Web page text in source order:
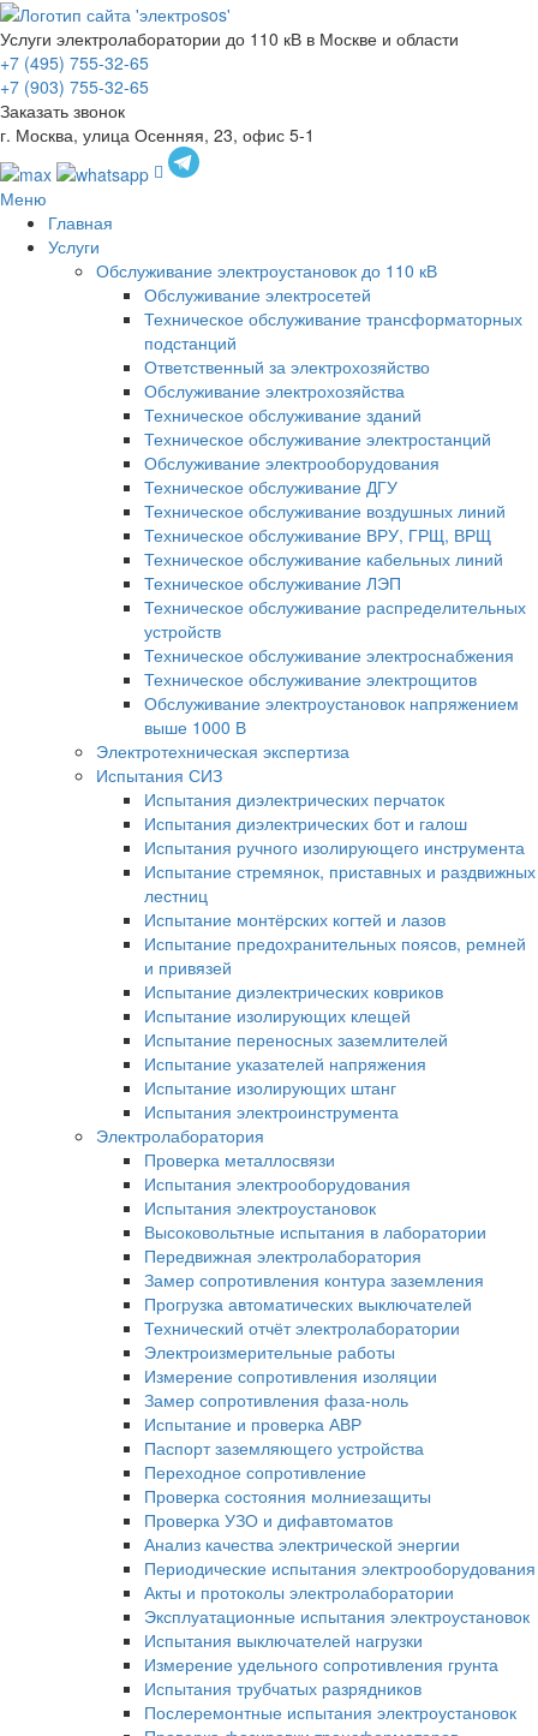
Услуги электролаборатории до 110 кВ в Москве и области
+7 (495) 755-32-65
+7 (903) 755-32-65
Заказать звонок
г. Москва, улица Осенняя, 23, офис 5-1
Меню
Главная
Услуги
Обслуживание электроустановок до 110 кВ
Обслуживание электросетей
Техническое обслуживание трансформаторных
подстанций
Ответственный за электрохозяйство
Обслуживание электрохозяйства
Техническое обслуживание зданий
Техническое обслуживание электростанций
Обслуживание электрооборудования
Техническое обслуживание ДГУ
Техническое обслуживание воздушных линий
Техническое обслуживание ВРУ, ГРЩ, ВРЩ
Техническое обслуживание кабельных линий
Техническое обслуживание ЛЭП
Техническое обслуживание распределительных
устройств
Техническое обслуживание электроснабжения
Техническое обслуживание электрощитов
Обслуживание электроустановок напряжением
выше 1000 В
Электротехническая экспертиза
Испытания СИЗ
Испытания диэлектрических перчаток
Испытания диэлектрических бот и галош
Испытания ручного изолирующего инструмента
Испытание стремянок, приставных и раздвижных
лестниц
Испытание монтёрских когтей и лазов
Испытание предохранительных поясов, ремней
и привязей
Испытание диэлектрических ковриков
Испытание изолирующих клещей
Испытание переносных заземлителей
Испытание указателей напряжения
Испытание изолирующих штанг
Испытания электроинструмента
Электролаборатория
Проверка металлосвязи
Испытания электрооборудования
Испытания электроустановок
Высоковольтные испытания в лаборатории
Передвижная электролаборатория
Замер сопротивления контура заземления
Прогрузка автоматических выключателей
Технический отчёт электролаборатории
Электроизмерительные работы
Измерение сопротивления изоляции
Замер сопротивления фаза-ноль
Испытание и проверка АВР
Паспорт заземляющего устройства
Переходное сопротивление
Проверка состояния молниезащиты
Проверка УЗО и дифавтоматов
Анализ качества электрической энергии
Периодические испытания электрооборудования
Акты и протоколы электролаборатории
Эксплуатационные испытания электроустановок
Испытания выключателей нагрузки
Измерение удельного сопротивления грунта
Испытания трубчатых разрядников
Послеремонтные испытания электроустановок